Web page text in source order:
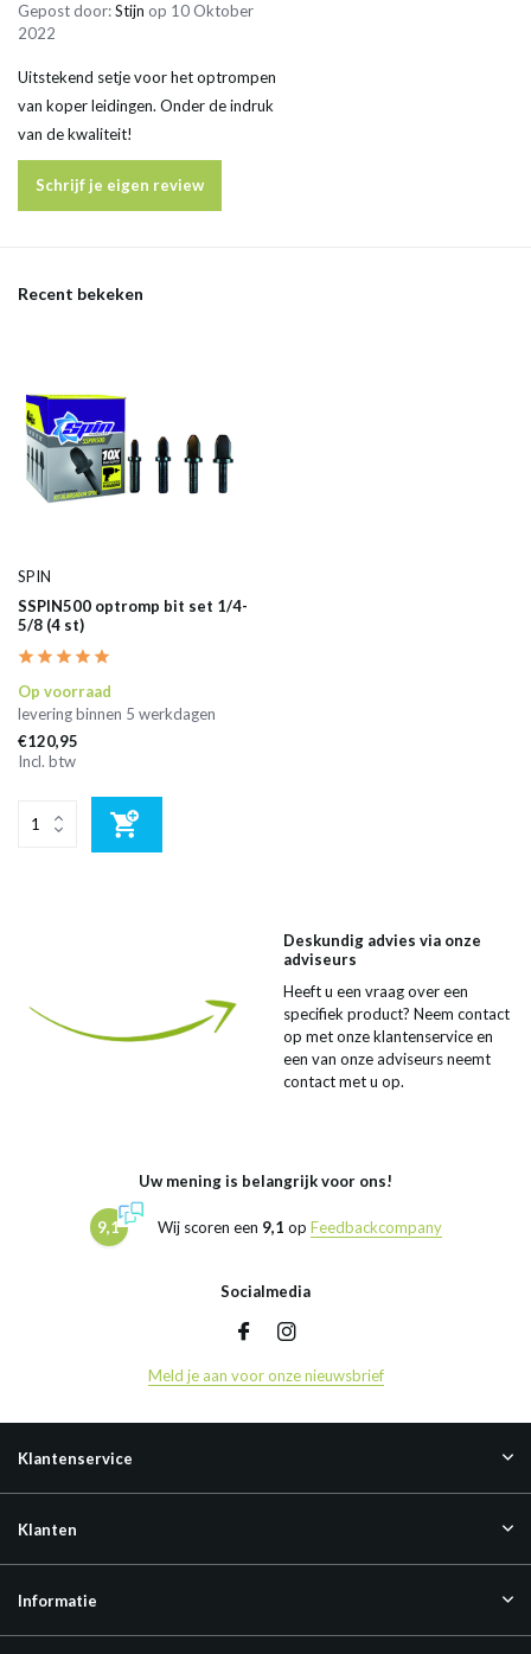
Gepost door:Stijn op 10 Oktober
2022
Uitstekend setje voor het optrompen
van koper leidingen. Onder de indruk
van de kwaliteit!
Schrijf je eigen review
Recent bekeken
SPIN
SSPIN500 optromp bit set 1/4-
5/8 (4 st)
Op voorraad
levering binnen 5 werkdagen
€120,95
Incl. btw
Deskundig advies via onze
adviseurs
Heeft u een vraag over een
specifiek product? Neem contact
op met onze klantenservice en
een van onze adviseurs neemt
contact met u op.
Uw mening is belangrijk voor ons!
9,1 Wij scoren een 9,1 op Feedbackcompany
Socialmedia
Meld je aan voor onze nieuwsbrief
Klantenservice
Klanten
Informatie